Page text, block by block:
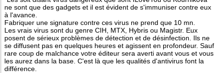
ne sont que des gadgets et il est évident de s'immuniser contre eux
à l'avance.
Fabriquer une signature contre ces virus ne prend que 10 mn.
Les vrais virus sont du genre CIH, MTX, Hybris ou Magistr. Eux
posent de sérieux problèmes de détection et de désinfection. Ils ne
se diffusent pas en quelques heures et agissent en profondeur. Sauf
rare coup de malchance votre éditeur sera averti avant vous et vous
les aurez dans la base. C'est là que les qualités d'antivirus font la
différence.